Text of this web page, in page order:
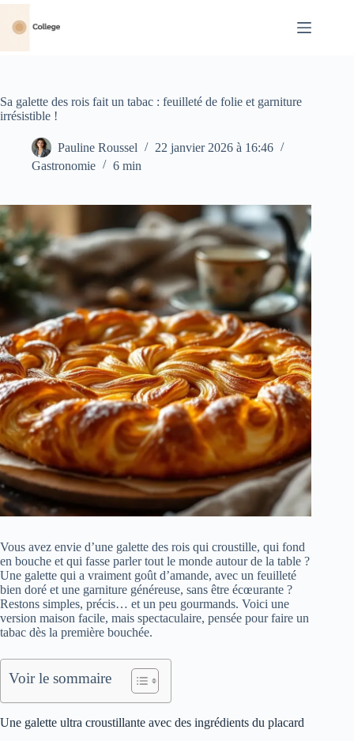
Passer
contenu
Sa galette des rois fait un tabac : feuilleté de folie et garniture
irrésistible !
Pauline Roussel
22 janvier 2026 à 16:46
Gastronomie
6 min
Vous avez envie d’une galette des rois qui croustille, qui fond
en bouche et qui fasse parler tout le monde autour de la table ?
Une galette qui a vraiment goût d’amande, avec un feuilleté
bien doré et une garniture généreuse, sans être écœurante ?
Restons simples, précis… et un peu gourmands. Voici une
version maison facile, mais spectaculaire, pensée pour faire un
tabac dès la première bouchée.
Voir le sommaire
Une galette ultra croustillante avec des ingrédients du placard